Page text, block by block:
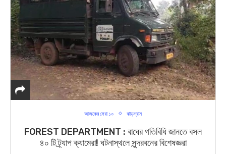
আজকের সেরা ১০ ঝাড়গ্রাম
FOREST DEPARTMENT : বাঘের গতিবিধি জানতে বসল
৪০ টি ট্র্যাপ ক্যামেরা! ঘটনাস্থলে সুন্দরবনের বিশেষজ্ঞরা